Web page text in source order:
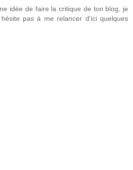
idée de faire la critique de ton blog, je
pas à me relancer d'ici quelques